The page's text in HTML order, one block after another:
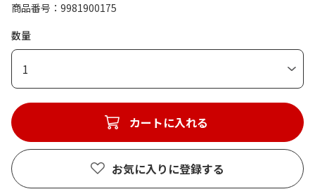
商品番号
9981900175
数量
1
カートに入れる
お気に入りに登録する